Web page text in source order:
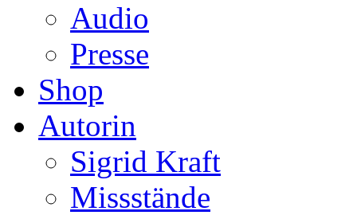
Audio
Presse
Shop
Autorin
Sigrid Kraft
Missstände